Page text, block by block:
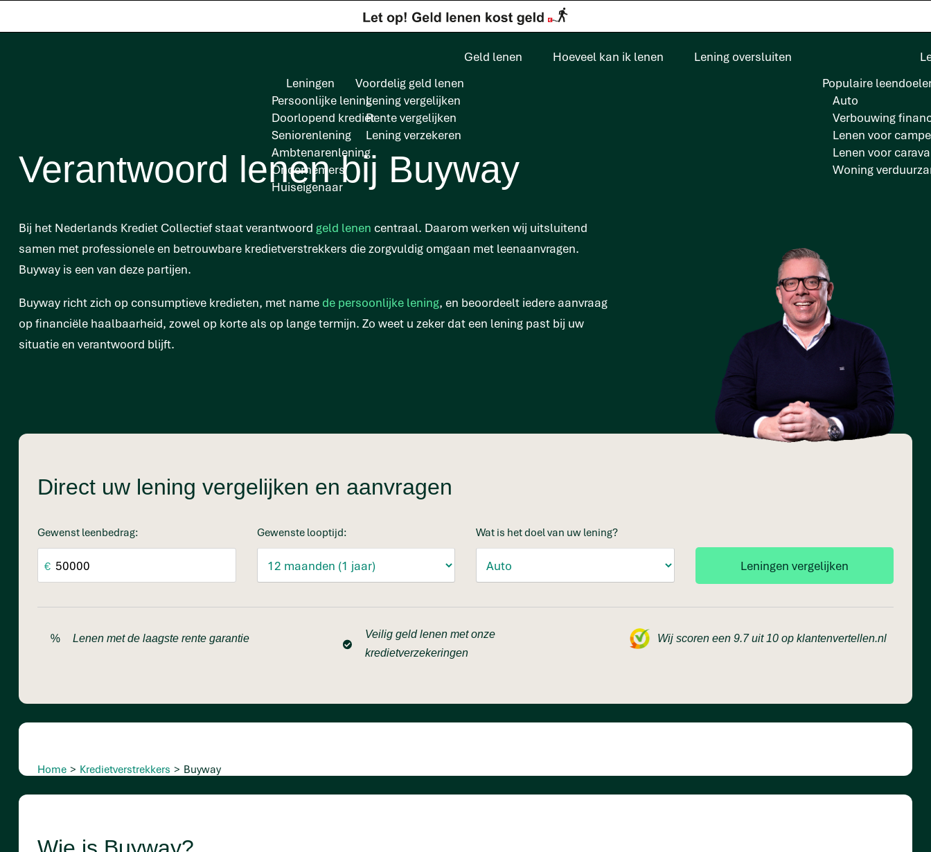
Geld lenen
Leningen
Persoonlijke lening
Doorlopend krediet
Seniorenlening
Ambtenarenlening
Ondernemers
Huiseigenaar
Voordelig geld lenen
Lening vergelijken
Rente vergelijken
Lening verzekeren
Hoeveel kan ik lenen Lening oversluiten
Populaire
Auto
Verbouwing
Lenen voor
Lenen voor
Woning
Verantwoord lenen bij Buyway
Bij het Nederlands Krediet Collectief staat verantwoord geld lenen centraal. Daarom werken wij uitsluitend
samen met professionele en betrouwbare kredietverstrekkers die zorgvuldig omgaan met leenaanvragen.
Buyway is een van deze partijen.
Buyway richt zich op consumptieve kredieten, met name de persoonlijke lening, en beoordeelt iedere aanvraag
op financiële haalbaarheid, zowel op korte als op lange termijn. Zo weet u zeker dat een lening past bij uw
situatie en verantwoord blijft.
Direct uw lening vergelijken en aanvragen
Gewenst leenbedrag:
€
Gewenste looptijd: Wat is het doel van uw lening?
Lenen met de laagste rente garantie
Veilig geld lenen met onze
kredietverzekeringen
Wij scoren een 9.7 uit 10 op klantenvertellen.nl
Home > Kredietverstrekkers > Buyway